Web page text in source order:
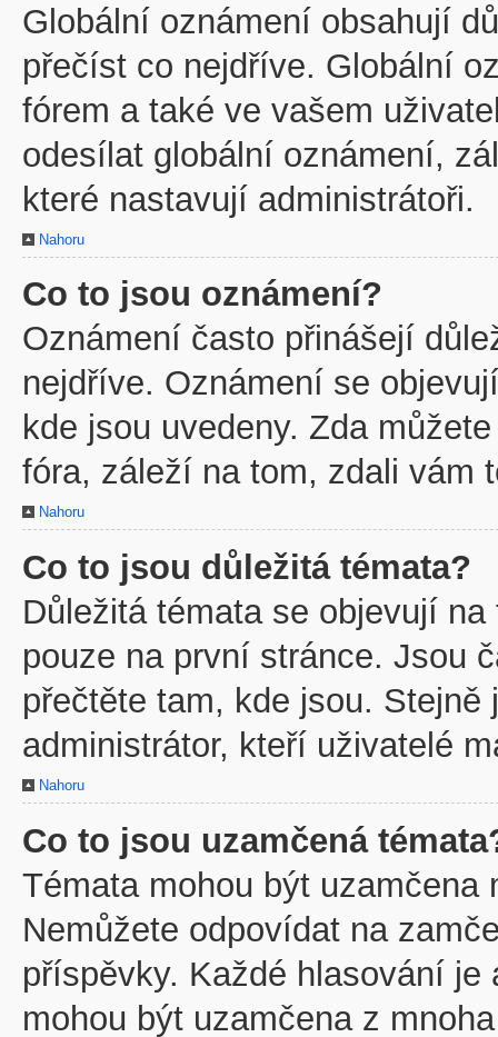
Globální oznámení obsahují
přečíst co nejdříve. Globální
fórem a také ve vašem
odesílat globální oznámení,
které nastavují administrátoři.
Nahoru
Co to jsou oznámení?
Oznámení často přinášejí
nejdříve. Oznámení se
kde jsou uvedeny. Zda
fóra, záleží na tom, zdali vám
Nahoru
Co to jsou důležitá témata?
Důležitá témata se objevují
pouze na první stránce. Jsou
přečtěte tam, kde jsou.
administrátor, kteří uživatelé
Nahoru
Co to jsou uzamčená
Témata mohou být uzamčena
Nemůžete odpovídat na
příspěvky. Každé hlasování
mohou být uzamčena z